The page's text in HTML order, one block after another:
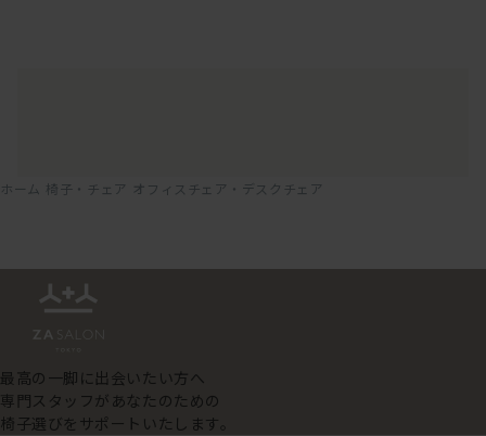
ホーム 椅子・チェア オフィスチェア・デスクチェア
最高の一脚に出会いたい方へ
専門スタッフがあなたのための
椅子選びをサポートいたします。